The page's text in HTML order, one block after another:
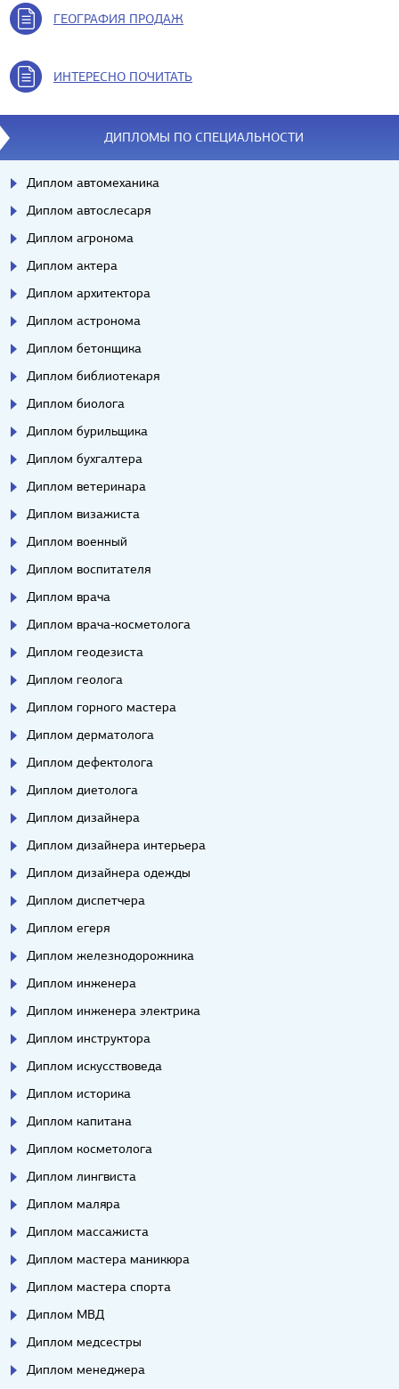
ГЕОГРАФИЯ ПРОДАЖ
ИНТЕРЕСНО ПОЧИТАТЬ
ДИПЛОМЫ ПО СПЕЦИАЛЬНОСТИ
Диплом автомеханика
Диплом автослесаря
Диплом агронома
Диплом актера
Диплом архитектора
Диплом астронома
Диплом бетонщика
Диплом библиотекаря
Диплом биолога
Диплом бурильщика
Диплом бухгалтера
Диплом ветеринара
Диплом визажиста
Диплом военный
Диплом воспитателя
Диплом врача
Диплом врача-косметолога
Диплом геодезиста
Диплом геолога
Диплом горного мастера
Диплом дерматолога
Диплом дефектолога
Диплом диетолога
Диплом дизайнера
Диплом дизайнера интерьера
Диплом дизайнера одежды
Диплом диспетчера
Диплом егеря
Диплом железнодорожника
Диплом инженера
Диплом инженера электрика
Диплом инструктора
Диплом искусствоведа
Диплом историка
Диплом капитана
Диплом косметолога
Диплом лингвиста
Диплом маляра
Диплом массажиста
Диплом мастера маникюра
Диплом мастера спорта
Диплом МВД
Диплом медсестры
Диплом менеджера